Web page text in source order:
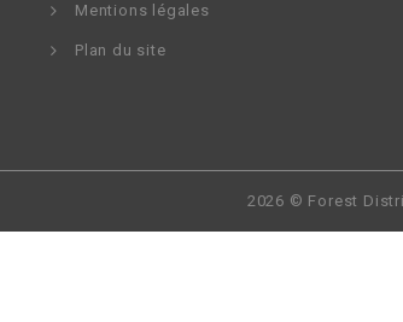
Mentions légales
Plan du site
2026 © Forest